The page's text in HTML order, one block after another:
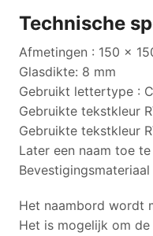
Technische
Afmetingen : 150 x
Glasdikte: 8 mm
Gebruikt lettertype :
Gebruikte tekstkleur
Gebruikte tekstkleur
Later een naam toe
Het naambord wordt
Het is mogelijk om